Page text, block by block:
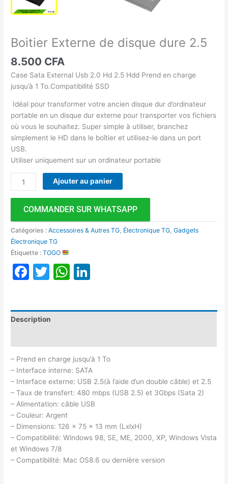
Boitier Externe de disque dure 2.5
8.500 CFA
Case Sata External Usb 2.0 Hd 2.5 Hdd Prend en charge
jusqu’à 1 To.Compatibilité SSD
Idéal pour transformer votre ancien disque dur d’ordinateur
portable en un disque dur externe pour transporter vos fichiers
où vous le souhaitez. Super simple à utiliser, branchez
simplement le HD dans le boîtier et utilisez-le dans un port
USB.
Utiliser uniquement sur un ordinateur portable
Ajouter au panier
COMMANDER SUR WHATSAPP
Catégories :Accessoires & Autres TG Électronique TG ,Gadgets
Électronique TG
Étiquette :TOGO
Facebook
TwitterWhatsApp
Description
– Prend en charge jusqu’à 1 To
– Interface interne: SATA
– Interface externe: USB 2.5(à l’aide d’un double câble) et 2.5
– Taux de transfert: 480 mbps (USB 2.5) et 3Gbps (Sata 2)
– Alimentation: câble USB
– Couleur: Argent
– Dimensions: 126 x 75 x 13 mm (LxlxH)
– Compatibilité: Windows 98, SE, ME, 2000, XP, Windows Vista
et Windows 7/8
– Compatibilité: Mac OS8.6 ou dernière version